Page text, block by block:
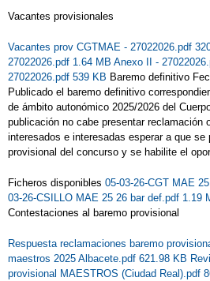
Vacantes provisionales
Vacantes prov CGTMAE - 27022026.pdf
27022026.pdf 1.64 MB Anexo II -
27022026.pdf 539 KB Baremo definitivo
Publicado el baremo definitivo
de ámbito autonómico 2025/2026 del
publicación no cabe presentar reclamación
interesados e interesadas esperar a que se
provisional del concurso y se habilite el
Ficheros disponibles 05-03-26-CGT MAE
03-26-CSILLO MAE 25 26 bar def.pdf 1.19
Contestaciones al baremo provisional
Respuesta reclamaciones baremo
maestros 2025 Albacete.pdf 621.98 KB
provisional MAESTROS (Ciudad Real).pdf